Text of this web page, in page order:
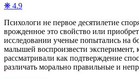
❋ 4.9
Психологи не первое десятилетие
врожденное это свойство или
исследовании ученые попытались на
малышей воспроизвести эксперимент,
рассматривали как подтверждение
различать морально правильные и